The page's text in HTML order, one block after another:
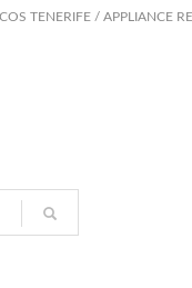
TENERIFE / APPLIANCE